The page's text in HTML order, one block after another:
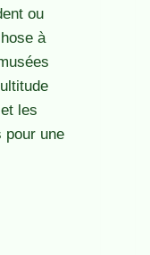
ou
à
les
pour une